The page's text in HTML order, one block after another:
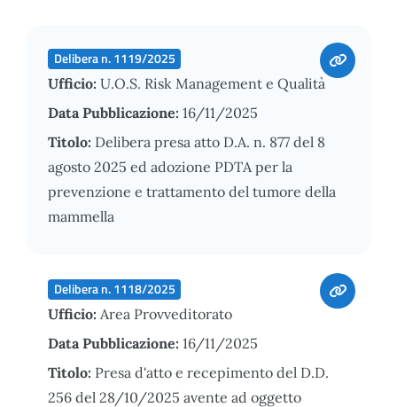
Delibera n. 1119/2025
Ufficio: U.O.S. Risk Management e Qualità
Data Pubblicazione: 16/11/2025
Titolo: Delibera presa atto D.A. n. 877 del 8
agosto 2025 ed adozione PDTA per la
prevenzione e trattamento del tumore della
mammella
Delibera n. 1118/2025
Ufficio: Area Provveditorato
Data Pubblicazione: 16/11/2025
Titolo: Presa d'atto e recepimento del D.D.
256 del 28/10/2025 avente ad oggetto